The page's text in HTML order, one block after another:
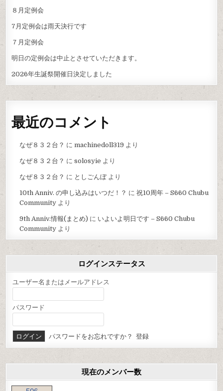
８月定例会
7月定例会は雨天決行です
７月定例会
明日の定例会は中止とさせていただきます。
2026年生誕祭開催日決定しました
最近のコメント
なぜ８３２台？ に machinedoll319 より
なぜ８３２台？ に solosyie より
なぜ８３２台？ に としごんぼより
10th Anniv. の申し込みはいつだ！？ に 祝10周年 – S660 Chubu
Communityより
9th Anniv.情報(まとめ) に いよいよ明日です – S660 Chubu
Communityより
ログインステータス
ユーザー名またはメールアドレス
パスワード
パスワードをお忘れですか？ 登録
現在のメンバー数